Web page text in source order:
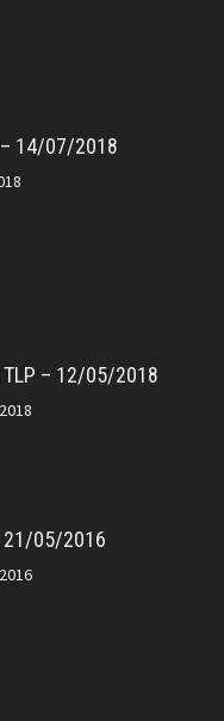
14/07/2018
– 12/05/2018
21/05/2016